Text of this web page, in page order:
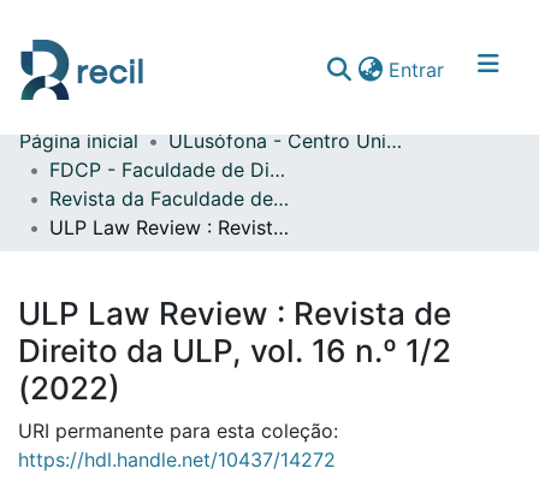
Entrar(current)
Comunidades & Coleções
Percorrer repositório
Página inicial
ULusófona - Centro Universitário do Porto
FDCP - Faculdade de Direito e Ciência Política
Revista da Faculdade de Direito da Universidade Lusófona do Porto
ULP Law Review : Revista de Direito da ULP, vol. 16 n.º 1/2 (2022)
ULP Law Review : Revista de
Direito da ULP, vol. 16 n.º 1/2
(2022)
URI permanente para esta coleção:
https://hdl.handle.net/10437/14272